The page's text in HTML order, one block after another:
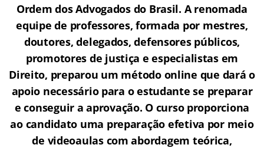
Ordem dos Advogados do Brasil. A renomada
equipe de professores, formada por mestres,
doutores, delegados, defensores públicos,
promotores de justiça e especialistas em
Direito, preparou um método online que dará o
apoio necessário para o estudante se preparar
e conseguir a aprovação. O curso proporciona
ao candidato uma preparação efetiva por meio
de videoaulas com abordagem teórica,